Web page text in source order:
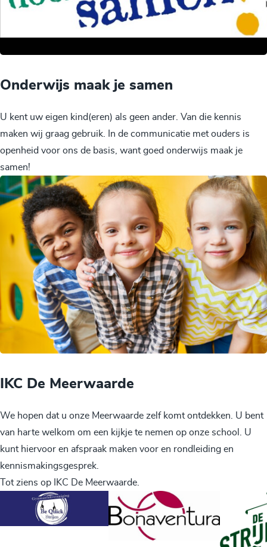
Onderwijs maak je samen
U kent uw eigen kind(eren) als geen ander. Van die kennis
maken wij graag gebruik. In de communicatie met ouders is
openheid voor ons de basis, want goed onderwijs maak je
samen!
IKC De Meerwaarde
We hopen dat u onze Meerwaarde zelf komt ontdekken. U bent
van harte welkom om een kijkje te nemen op onze school. U
kunt hiervoor en afspraak maken voor en rondleiding en
kennismakingsgesprek.
Tot ziens op IKC De Meerwaarde.